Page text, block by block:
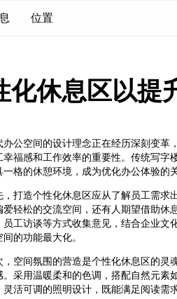
位置
休息区以提
办公空间的设计理念正在经历深刻变革
幸福感和工作效率的重要性。传统写字
一格的休憩环境，成为优化办公体验的
，打造个性化休息区应从了解员工需求
爱轻松的交流空间，还有人期望借助休
员工访谈等方式收集意见，结合企业文
间的功能最大化。
，空间氛围的营造是个性化休息区的灵
。采用温暖柔和的色调，搭配自然元素
灵活可调的照明设计，既能满足阅读需